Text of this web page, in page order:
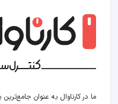
ما در کارناوال به عنوان